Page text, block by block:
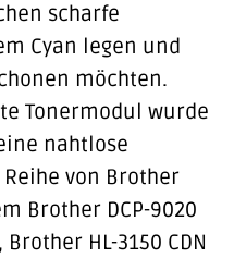
scharfe
Cyan legen und
möchten.
Tonermodul wurde
nahtlose
von Brother
Brother DCP-9020
Brother HL-3150 CDN